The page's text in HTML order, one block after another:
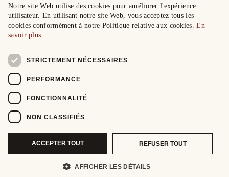
Notre site Web utilise des cookies pour améliorer l'expérience
utilisateur. En utilisant notre site Web, vous acceptez tous les
cookies conformément à notre Politique relative aux cookies.En
savoir plus
STRICTEMENT NÉCESSAIRES
PERFORMANCE
FONCTIONNALITÉ
NON CLASSIFIÉS
ACCEPTER TOUT REFUSER TOUT
AFFICHER LES DÉTAILS